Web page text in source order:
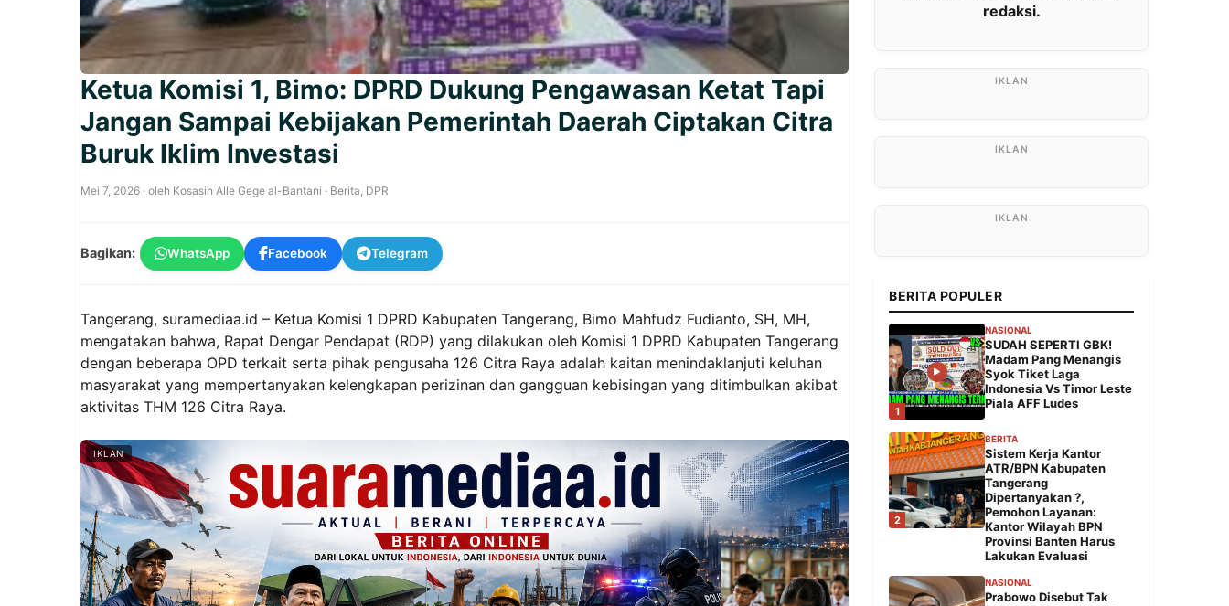
Ketua Komisi 1, Bimo: DPRD Dukung Pengawasan Ketat Tapi
Jangan Sampai Kebijakan Pemerintah Daerah Ciptakan Citra
Buruk Iklim Investasi
Mei 7, 2026 · oleh Kosasih Alle Gege al-Bantani · Berita DPR
Bagikan: WhatsApp Facebook Telegram
Tangerang, suramediaa.id – Ketua Komisi 1 DPRD Kabupaten Tangerang, Bimo Mahfudz Fudianto, SH, MH,
mengatakan bahwa, Rapat Dengar Pendapat (RDP) yang dilakukan oleh Komisi 1 DPRD Kabupaten Tangerang
dengan beberapa OPD terkait serta pihak pengusaha 126 Citra Raya adalah kaitan menindaklanjuti keluhan
masyarakat yang mempertanyakan kelengkapan perizinan dan gangguan kebisingan yang ditimbulkan akibat
aktivitas THM 126 Citra Raya.
IKLAN
redaksi.
BERITA POPULER
1
NASIONAL
SUDAH SEPERTI GBK!
Madam Pang Menangis
Syok Tiket Laga
Indonesia Vs Timor Leste
Piala AFF Ludes
2
BERITA
Sistem Kerja Kantor
ATR/BPN Kabupaten
Tangerang
Dipertanyakan ?,
Pemohon Layanan:
Kantor Wilayah BPN
Provinsi Banten Harus
Lakukan Evaluasi
NASIONAL
Prabowo Disebut Tak